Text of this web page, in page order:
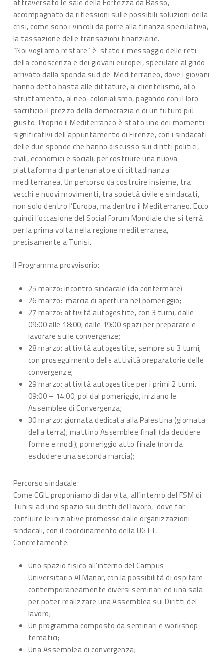
attraversato le sale della Fortezza da Basso,
accompagnato da riflessioni sulle possibili soluzioni della
crisi, come sono i vincoli da porre alla finanza speculativa,
la tassazione delle transazioni finanziarie.
“Noi vogliamo restare” è stato il messaggio delle reti
della conoscenza e dei giovani europei, speculare al grido
arrivato dalla sponda sud del Mediterraneo, dove i giovani
hanno detto basta alle dittature, al clientelismo, allo
sfruttamento, al neo-colonialismo, pagando con il loro
sacrificio il prezzo della democrazia e di un futuro più
giusto. Proprio il Mediterraneo è stato uno dei momenti
significativi dell’appuntamento di Firenze, con i sindacati
delle due sponde che hanno discusso sui diritti politici,
civili, economici e sociali, per costruire una nuova
piattaforma di partenariato e di cittadinanza
mediterranea. Un percorso da costruire insieme, tra
vecchi e nuovi movimenti, tra società civile e sindacati,
non solo dentro l’Europa, ma dentro il Mediterraneo. Ecco
quindi l’occasione del Social Forum Mondiale che si terrà
per la prima volta nella regione mediterranea,
precisamente a Tunisi.
Il Programma provvisorio:
25 marzo: incontro sindacale (da confermare)
26 marzo: marcia di apertura nel pomeriggio;
27 marzo: attività autogestite, con 3 turni, dalle
09:00 alle 18:00; dalle 19:00 spazi per preparare e
lavorare sulle convergenze;
28 marzo: attività autogestite, sempre su 3 turni;
con proseguimento delle attività preparatorie delle
convergenze;
29 marzo: attività autogestite per i primi 2 turni.
09:00 – 14:00, poi dal pomeriggio, iniziano le
Assemblee di Convergenza;
30 marzo: giornata dedicata alla Palestina (giornata
della terra); mattino Assemblee finali (da decidere
forme e modi); pomeriggio atto finale (non da
escludere una seconda marcia);
Percorso sindacale:
Come CGIL proponiamo di dar vita, all’interno del FSM di
Tunisi ad uno spazio sui diritti del lavoro, dove far
confluire le iniziative promosse dalle organizzazioni
sindacali, con il coordinamento della UGTT.
Concretamente:
Uno spazio fisico all’interno del Campus
Universitario Al Manar, con la possibilità di ospitare
contemporaneamente diversi seminari ed una sala
per poter realizzare una Assemblea sui Diritti del
lavoro;
Un programma composto da seminari e workshop
tematici;
Una Assemblea di convergenza;